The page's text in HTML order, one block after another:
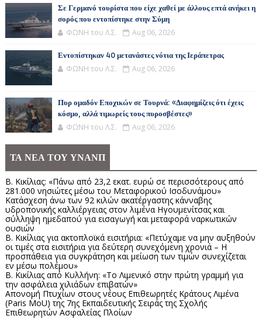
Σε Γερμανό τουρίστα που είχε χαθεί με άλλους επτά ανήκει η
σορός που εντοπίστηκε στην Σύμη
ΦΩΝΗ του Λ.Σ. Aug 06, 2026
Εντοπίστηκαν 40 μετανάστες νότια της Ιεράπετρας
ΦΩΝΗ του Λ.Σ. Aug 06, 2026
Πυρ ομαδόν Εποχικών σε Τουρνά: «Διαφημίζεις ότι έχεις
κόσμο, αλλά τιμωρείς τους πυροσβέστες»
ΦΩΝΗ του Λ.Σ. Aug 06, 2026
ΤΑ ΝΕΑ ΤΟΥ ΥΝΑΝΠ
Β. Κικίλιας: «Πάνω από 23,2 εκατ. ευρώ σε περισσότερους από
281.000 νησιώτες μέσω του Μεταφορικού Ισοδυνάμου»
Κατάσχεση άνω των 92 κιλών ακατέργαστης κάνναβης
υδροπονικής καλλιέργειας στον λιμένα Ηγουμενίτσας και
σύλληψη ημεδαπού για εισαγωγή και μεταφορά ναρκωτικών
ουσιών
Β. Κικίλιας για ακτοπλοϊκά εισιτήρια: «Πετύχαμε να μην αυξηθούν
οι τιμές στα εισιτήρια για δεύτερη συνεχόμενη χρονιά – Η
προσπάθεια για συγκράτηση και μείωση των τιμών συνεχίζεται
εν μέσω πολέμου»
Β. Κικίλιας από Κυλλήνη: «Το Λιμενικό στην πρώτη γραμμή για
την ασφάλεια χιλιάδων επιβατών»
Απονομή Πτυχίων στους νέους Επιθεωρητές Κράτους Λιμένα
(Paris MoU) της 7ης Εκπαιδευτικής Σειράς της Σχολής
Επιθεωρητών Ασφαλείας Πλοίων